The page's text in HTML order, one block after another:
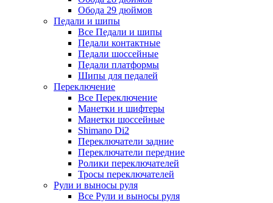
Обода 29 дюймов
Педали и шипы
Все Педали и шипы
Педали контактные
Педали шоссейные
Педали платформы
Шипы для педалей
Переключение
Все Переключение
Манетки и шифтеры
Манетки шоссейные
Shimano Di2
Переключатели задние
Переключатели передние
Ролики переключателей
Тросы переключателей
Рули и выносы руля
Все Рули и выносы руля